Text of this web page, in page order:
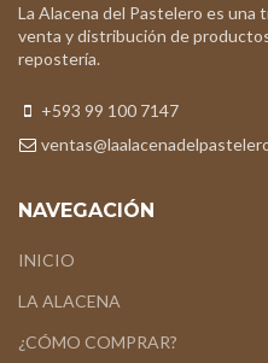
La Alacena del Pastelero es una
venta y distribución de
repostería.
+593 99 100 7147
NAVEGACIÓN
INICIO
LA ALACENA
¿CÓMO COMPRAR?